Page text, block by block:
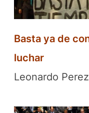
Basta ya de
luchar
Leonardo